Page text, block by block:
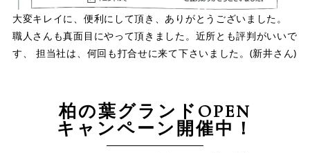
大変キレイに、便利にして頂き、ありがとうございました。
職人さんも真面目にやって頂きました。近所とも評判がいいで
す、 担当社は、何回も打合せに来て下さいました。(新井さん)
柏の葉グランドOPEN
キャンペーン開催中！